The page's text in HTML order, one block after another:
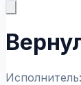
Исполнитель: